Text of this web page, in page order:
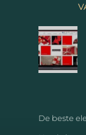
De beste